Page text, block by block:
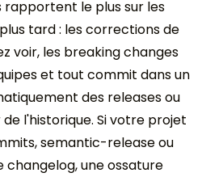
rapportent le plus sur les
tard : les corrections de
voir, les breaking changes
et tout commit dans un
des releases ou
l'historique. Si votre projet
semantic-release ou
une ossature